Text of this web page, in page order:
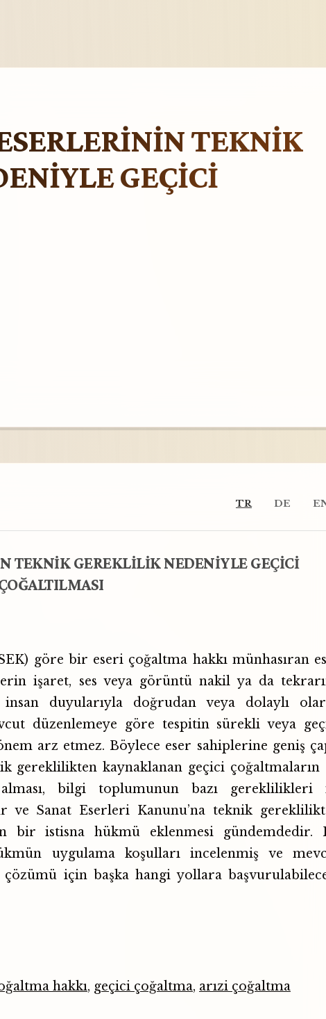
TEKNİK
GEÇİCİ
TR DE
TEKNİK GEREKLİLİK NEDENİYLE GEÇİCİ
göre bir eseri çoğaltma hakkı münhasıran
işaret, ses veya görüntü nakil ya da
duyularıyla doğrudan veya dolaylı
düzenlemeye göre tespitin sürekli veya
arz etmez. Böylece eser sahiplerine geniş
gereklilikten kaynaklanan geçici çoğaltmaların
bilgi toplumunun bazı gereklilikleri
ve Sanat Eserleri Kanunu’na teknik
bir istisna hükmü eklenmesi gündemdedir.
uygulama koşulları incelenmiş ve
için başka hangi yollara
hakkı, geçici çoğaltma, arızi çoğaltma